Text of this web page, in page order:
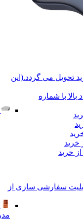
تحویل می گردد.(این
با شماره
سفارشی سازی از